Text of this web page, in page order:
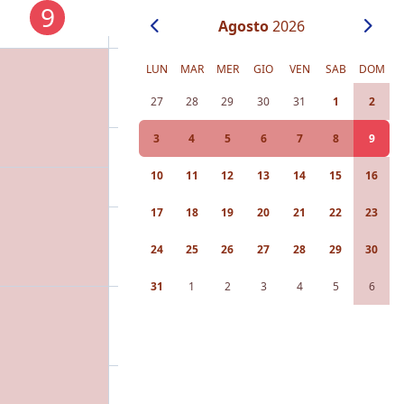
Agosto2026
LUN MAR MER GIO VEN SAB DOM
27 28 29 30 31 1 2
3 4 5 6 7 8 9
10 11 12 13 14 15 16
17 18 19 20 21 22 23
24 25 26 27 28 29 30
31 1 2 3 4 5 6
9